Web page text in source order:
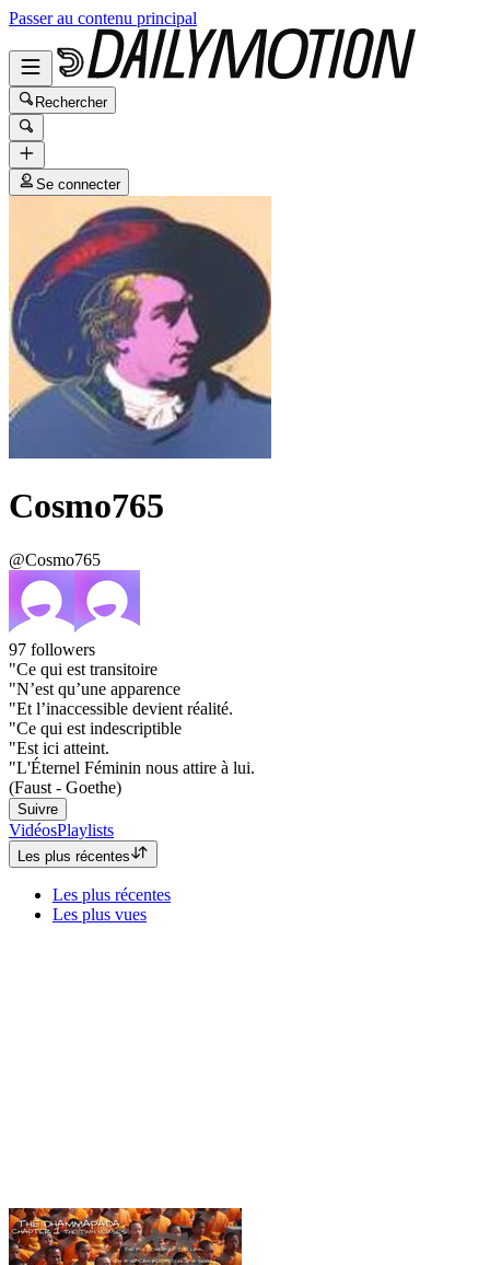
Passer au contenu principal
Rechercher
Se connecter
Cosmo765
@Cosmo765
97 followers
"Ce qui est transitoire
"N’est qu’une apparence
"Et l’inaccessible devient réalité.
"Ce qui est indescriptible
"Est ici atteint.
"L'Éternel Féminin nous attire à lui.
(Faust - Goethe)
Suivre
VidéosPlaylists
Les plus récentes
Les plus récentes
Les plus vues